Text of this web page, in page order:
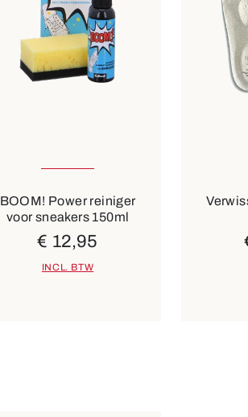
BOOM! Power reiniger
voor sneakers 150ml
€ 12,95
INCL. BTW